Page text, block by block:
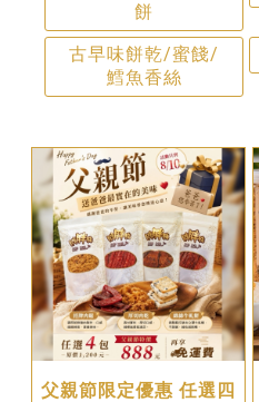
餅
古早味餅乾/蜜餞/
鱈魚香絲
父親節限定優惠 任選四